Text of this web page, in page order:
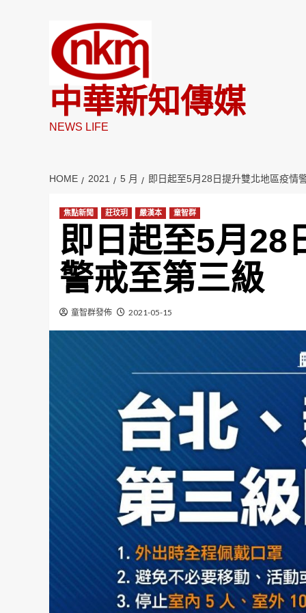
中華新知傳媒
NEWS LIFE
HOME 2021 5 月 即日起至5月28日提升雙北地區疫情
焦點新聞 莊玟玥 嚴漢本 童智群
即日起至5月28
警戒至第三級
童智群發佈 2021-05-15